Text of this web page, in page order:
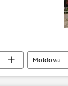
Moldova